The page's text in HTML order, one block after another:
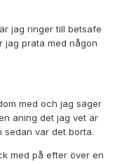
jag ringer till betsafe
jag prata med någon
med och jag säger
aning det jag vet är
sedan var det borta.
med på efter över en